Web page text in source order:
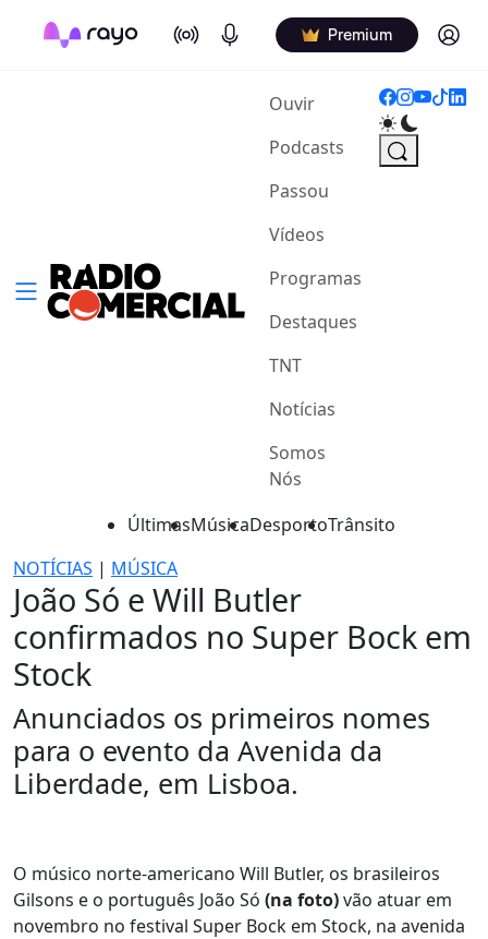
On Air Podcasts Premium Log in
Ouvir(current)
Podcasts
Passou
Vídeos
Programas
Destaques
TNT
Notícias
Somos
Nós
ÚltimasMúsicaDesportoTrânsito
NOTÍCIAS | MÚSICA
João Só e Will Butler
confirmados no Super Bock em
Stock
Anunciados os primeiros nomes
para o evento da Avenida da
Liberdade, em Lisboa.
O músico norte-americano Will Butler, os brasileiros
Gilsons e o português João Só (na foto)vão atuar em
novembro no festival Super Bock em Stock, na avenida